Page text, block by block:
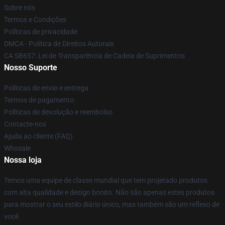
Sobre nós
Termos e Condições
Políticas de privacidade
DMCA - Política de Direitos Autorais
CA SB657: Lei de Transparência de Cadeia de Suprimentos
Nosso Suporte
Políticas de envio e entrega
Termos de pagamento
Políticas de devolução e reembolso
Contacte-nos
Ajuda ao cliente (FAQ)
Whosale
Nossa loja
Temos uma equipe de classe mundial que tem projetado produtos
com alta qualidade e design bonito. Não são apenas estes produtos
para mostrar o seu estilo diário único, mas também são um reflexo de
você.